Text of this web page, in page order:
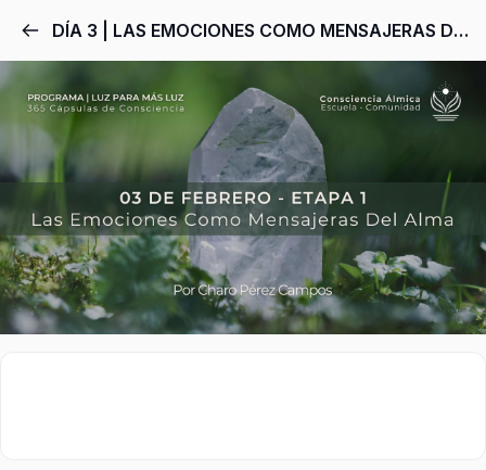
DÍA 3 | LAS EMOCIONES COMO MENSAJERAS DEL ALMA